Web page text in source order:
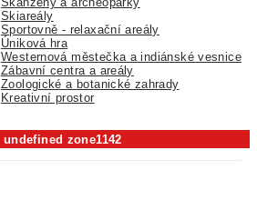
Skiareály
Sportovně - relaxační areály
Úniková hra
Westernová městečka a indiánské vesnice
Zábavní centra a areály
Zoologické a botanické zahrady
Kreativní prostor
undefined zone1142